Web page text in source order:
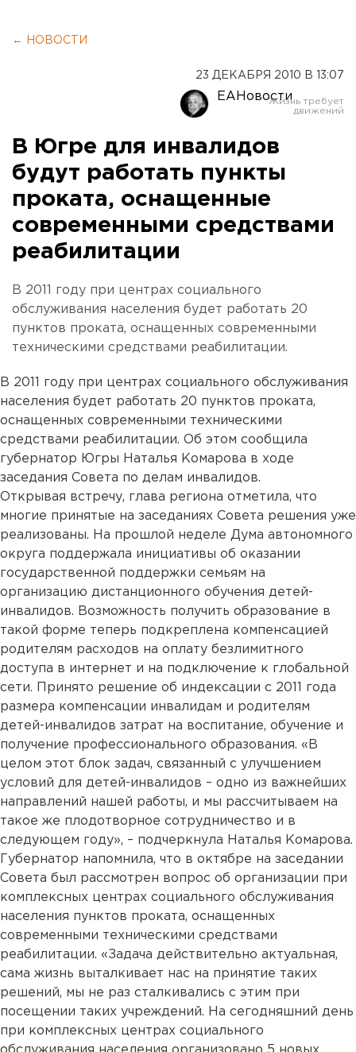
← НОВОСТИ
23 ДЕКАБРЯ 2010 В 13:07
ЕАНовости
В Югре для инвалидов
будут работать пункты
проката, оснащенные
современными средствами
реабилитации
В 2011 году при центрах социального
обслуживания населения будет работать 20
пунктов проката, оснащенных современными
техническими средствами реабилитации.
В 2011 году при центрах социального обслуживания
населения будет работать 20 пунктов проката,
оснащенных современными техническими
средствами реабилитации. Об этом сообщила
губернатор Югры Наталья Комарова в ходе
заседания Совета по делам инвалидов.
Открывая встречу, глава региона отметила, что
многие принятые на заседаниях Совета решения уже
реализованы. На прошлой неделе Дума автономного
округа поддержала инициативы об оказании
государственной поддержки семьям на
организацию дистанционного обучения детей-
инвалидов. Возможность получить образование в
такой форме теперь подкреплена компенсацией
родителям расходов на оплату безлимитного
доступа в интернет и на подключение к глобальной
сети. Принято решение об индексации с 2011 года
размера компенсации инвалидам и родителям
детей-инвалидов затрат на воспитание, обучение и
получение профессионального образования. «В
целом этот блок задач, связанный с улучшением
условий для детей-инвалидов – одно из важнейших
направлений нашей работы, и мы рассчитываем на
такое же плодотворное сотрудничество и в
следующем году», – подчеркнула Наталья Комарова.
Губернатор напомнила, что в октябре на заседании
Совета был рассмотрен вопрос об организации при
комплексных центрах социального обслуживания
населения пунктов проката, оснащенных
современными техническими средствами
реабилитации. «Задача действительно актуальная,
сама жизнь выталкивает нас на принятие таких
решений, мы не раз сталкивались с этим при
посещении таких учреждений. На сегодняшний день
при комплексных центрах социального